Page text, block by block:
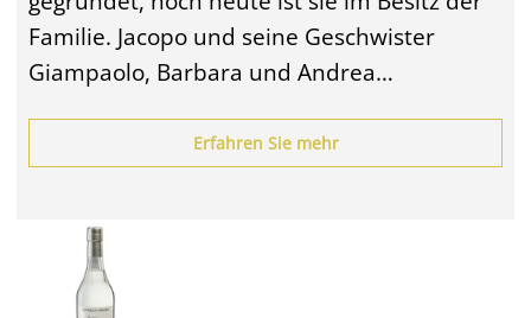
Familie. Jacopo und seine Geschwister
Giampaolo, Barbara und Andrea…
Erfahren Sie mehr